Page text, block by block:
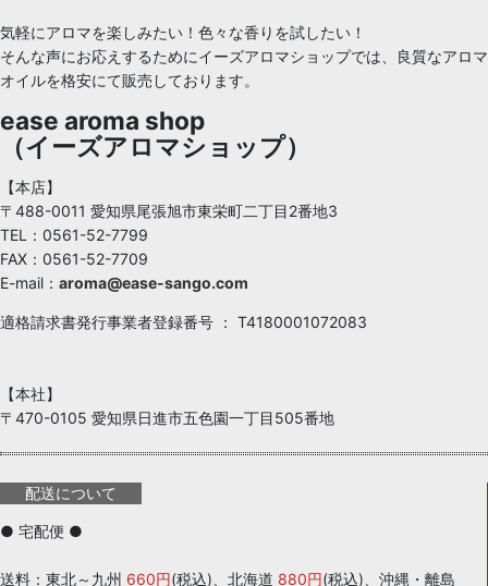
気軽にアロマを楽しみたい！色々な香りを試したい！
そんな声にお応えするためにイーズアロマショップでは、良質なアロマ
オイルを格安にて販売しております。
ease aroma shop
（イーズアロマショップ）
【本店】
〒488-0011 愛知県尾張旭市東栄町二丁目2番地3
TEL：0561-52-7799
FAX：0561-52-7709
E-mail： aroma@ease-sango.com
適格請求書発行事業者登録番号 ： T4180001072083
【本社】
〒470-0105 愛知県日進市五色園一丁目505番地
配送について
● 宅配便 ●
送料：東北～九州 660円(税込)、北海道 880円(税込)、沖縄・離島